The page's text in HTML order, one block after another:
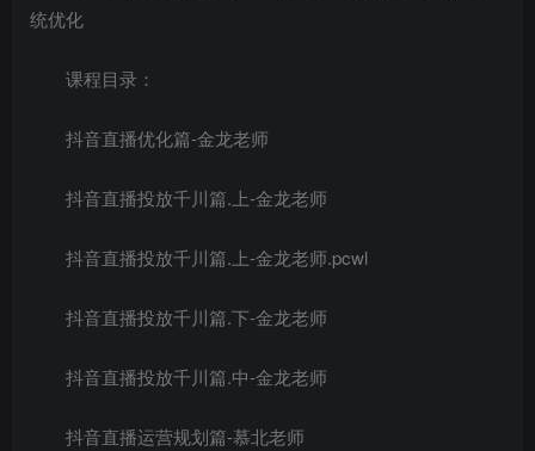
统优化
课程目录：
抖音直播优化篇-金龙老师
抖音直播投放千川篇.上-金龙老师
抖音直播投放千川篇.上-金龙老师.pcwl
抖音直播投放千川篇.下-金龙老师
抖音直播投放千川篇.中-金龙老师
抖音直播运营规划篇-慕北老师